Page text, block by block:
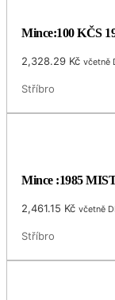
Mince:100 KČS
2,328.29 Kč včetně
Stříbro
Mince :1985
2,461.15 Kč včetně
Stříbro